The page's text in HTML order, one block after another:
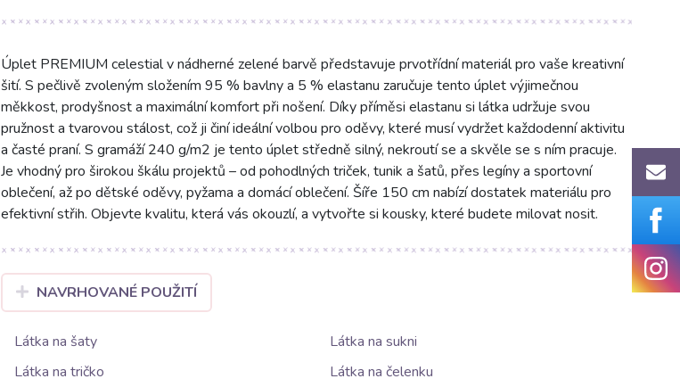
Úplet PREMIUM celestial v nádherné zelené barvě představuje prvotřídní materiál pro vaše kreativní
šití. S pečlivě zvoleným složením 95 % bavlny a 5 % elastanu zaručuje tento úplet výjimečnou
měkkost, prodyšnost a maximální komfort při nošení. Díky příměsi elastanu si látka udržuje svou
pružnost a tvarovou stálost, což ji činí ideální volbou pro oděvy, které musí vydržet každodenní aktivitu
a časté praní. S gramáží 240 g/m2 je tento úplet středně silný, nekroutí se a skvěle se s ním pracuje.
Je vhodný pro širokou škálu projektů – od pohodlných triček, tunik a šatů, přes legíny a sportovní
oblečení, až po dětské oděvy, pyžama a domácí oblečení. Šíře 150 cm nabízí dostatek materiálu pro
efektivní střih. Objevte kvalitu, která vás okouzlí, a vytvořte si kousky, které budete milovat nosit.
NAVRHOVANÉ POUŽITÍ
Látka na šaty
Látka na sukni
Látka na tričko
Látka na čelenku